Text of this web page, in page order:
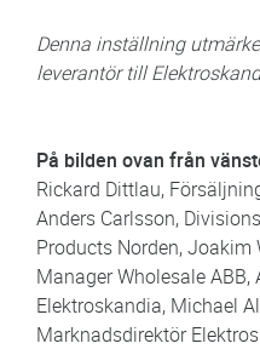
Denna inställning
leverantör till
På bilden ovan från
Rickard Dittlau,
Anders Carlsson,
Products Norden,
Manager Wholesale ABB,
Elektroskandia, Michael
Marknadsdirektör